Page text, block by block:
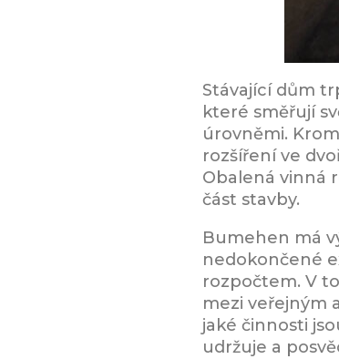
Stávající dům
které směřují
úrovněmi.
rozšíření ve
Obalená vinná
část stavby.
Bumehen má
nedokončené
rozpočtem. V
mezi veřejným
jaké činnosti
udržuje a